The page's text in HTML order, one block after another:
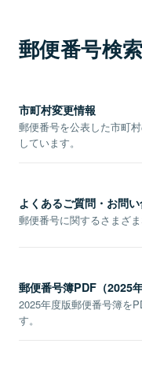
郵便番号検
市町村変更情報
郵便番号を公表した市町
しています。
よくあるご質問・お問
郵便番号に関するさまざ
郵便番号簿PDF（2025年
2025年度版郵便番号簿を
す。